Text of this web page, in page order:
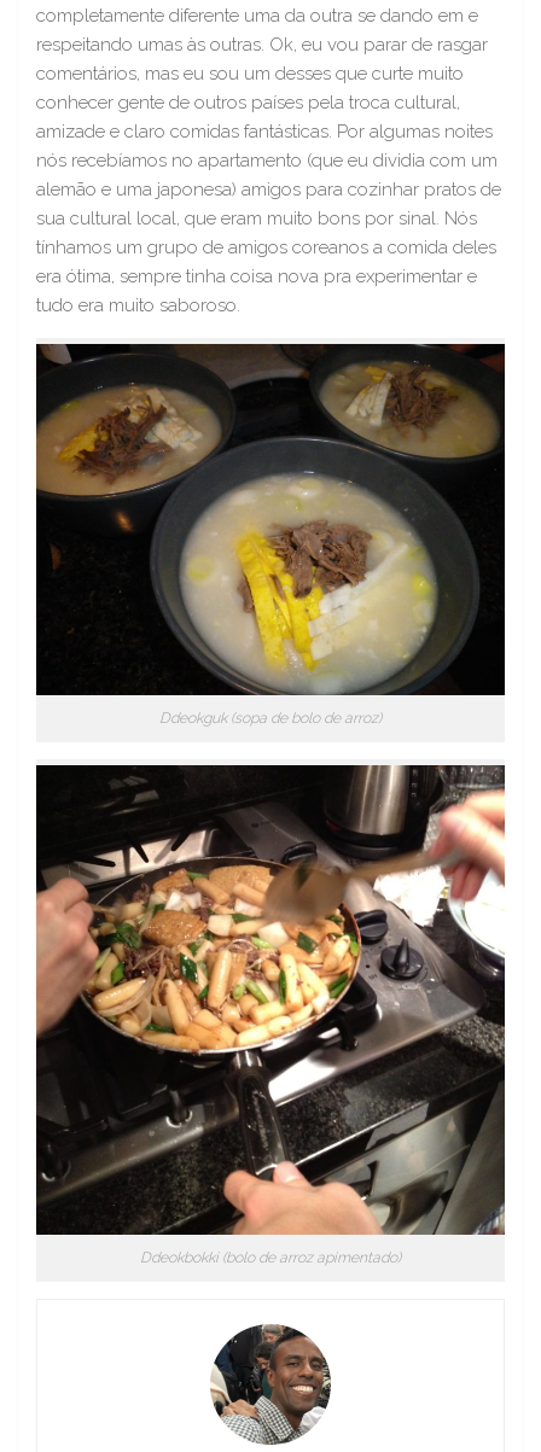
completamente diferente uma da outra se dando em e
respeitando umas às outras. Ok, eu vou parar de rasgar
comentários, mas eu sou um desses que curte muito
conhecer gente de outros países pela troca cultural,
amizade e claro comidas fantásticas. Por algumas noites
nós recebíamos no apartamento (que eu dividia com um
alemão e uma japonesa) amigos para cozinhar pratos de
sua cultural local, que eram muito bons por sinal. Nós
tínhamos um grupo de amigos coreanos a comida deles
era ótima, sempre tinha coisa nova pra experimentar e
tudo era muito saboroso.
Ddeokguk (sopa de bolo de arroz)
Ddeokbokki (bolo de arroz apimentado)